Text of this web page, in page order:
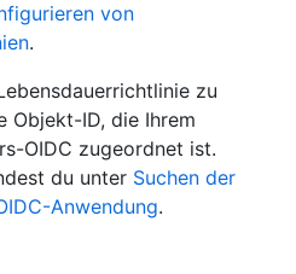
von
.
zu
Objekt-ID, die Ihrem
OIDC zugeordnet ist.
du unter Suchen der
Anwendung.